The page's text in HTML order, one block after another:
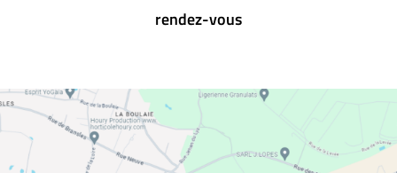
rendez-vous